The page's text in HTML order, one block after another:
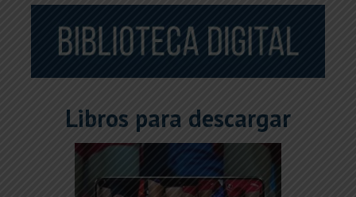
Libros para descargar